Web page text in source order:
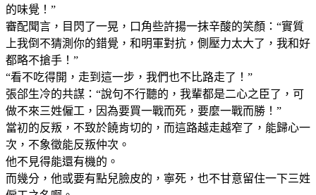
的味覺！”
審配聞言，目閃了一晃，口角些許揚一抹辛酸的笑顏：“實質
上我倒不猜測你的錯覺，和明軍對抗，側壓力太大了，我和好
都略不搶手！”
“看不吃得開，走到這一步，我們也不比路走了！”
張郃生冷的共謀：“說句不行聽的，我輩都是二心之臣了，可
做不來三姓僱工，因為要買一戰而死，要麼一戰而勝！”
當初的反叛，不致於饒肯切的，而這路越走越窄了，能歸心一
次，不象徵能反叛仲次。
他不見得能還有機的。
而幾分，他或要有點兒臉皮的，寧死，也不甘意留住一下三姓